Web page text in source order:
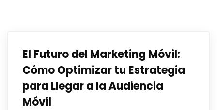
El Futuro del Marketing Móvil:
Cómo Optimizar tu Estrategia
para Llegar a la Audiencia
Móvil